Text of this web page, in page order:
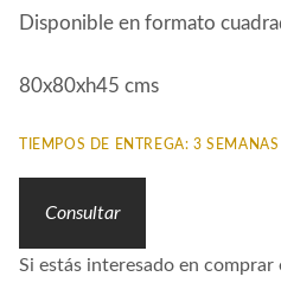
Disponible en formato
80x80xh45 cms
TIEMPOS DE ENTREGA: 3
Consultar
Si estás interesado en